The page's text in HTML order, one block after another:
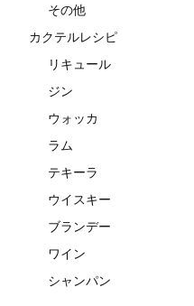
その他
カクテルレシピ
リキュール
ジン
ウォッカ
ラム
テキーラ
ウイスキー
ブランデー
ワイン
シャンパン